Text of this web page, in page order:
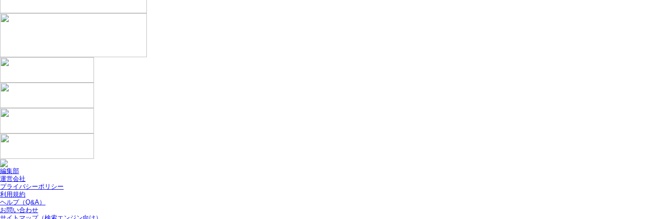
編集部
運営会社
プライバシーポリシー
利用規約
ヘルプ（Q&A）
お問い合わせ